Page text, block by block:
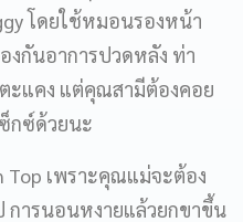
โดยใช้หมอนรองหน้า
กันอาการปวดหลัง ท่า
ะแคง แต่คุณสามีต้องคอย
กซ์ด้วยนะ
Top เพราะคุณแม่จะต้อง
ารนอนหงายแล้วยกขาขึ้น